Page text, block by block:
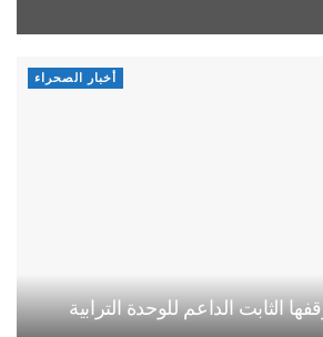
أخبار الصحراء
الثابت الداعم للوحدة الترابية